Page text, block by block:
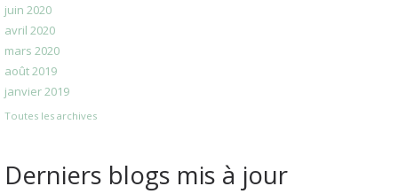
juin 2020
avril 2020
mars 2020
août 2019
janvier 2019
Toutes les archives
Derniers blogs mis à jour